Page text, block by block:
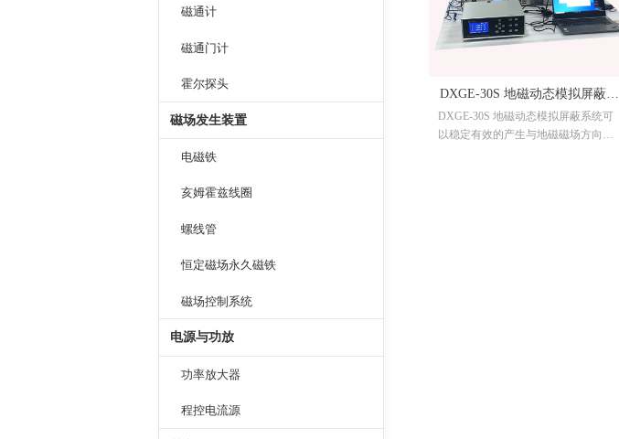
DXGE-30S 地磁动态模拟屏蔽系
统
DXGE-30S 地磁动态模拟屏蔽系统可
以稳定有效的产生与地磁磁场方向相
磁通计
磁通门计
霍尔探头
磁场发生装置
电磁铁
亥姆霍兹线圈
螺线管
恒定磁场永久磁铁
磁场控制系统
电源与功放
功率放大器
程控电流源